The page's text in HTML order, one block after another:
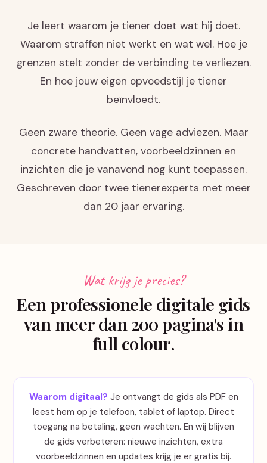
Je leert waarom je tiener doet wat hij doet.
Waarom straffen niet werkt en wat wel. Hoe je
grenzen stelt zonder de verbinding te verliezen.
En hoe jouw eigen opvoedstijl je tiener
beïnvloedt.
Geen zware theorie. Geen vage adviezen. Maar
concrete handvatten, voorbeeldzinnen en
inzichten die je vanavond nog kunt toepassen.
Geschreven door twee tienerexperts met meer
dan 20 jaar ervaring.
Wat krijg je precies?
Een professionele digitale gids
van meer dan 200 pagina's in
full colour.
Waarom digitaal? Je ontvangt de gids als PDF en
leest hem op je telefoon, tablet of laptop. Direct
toegang na betaling, geen wachten. En wij blijven
de gids verbeteren: nieuwe inzichten, extra
voorbeeldzinnen en updates krijg je er gratis bij.